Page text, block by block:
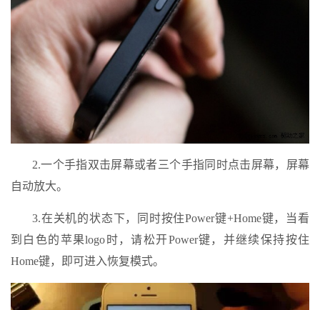
2.一个手指双击屏幕或者三个手指同时点击屏幕，屏幕
自动放大。
3.在关机的状态下，同时按住Power键+Home键，当看
到白色的苹果logo时，请松开Power键，并继续保持按住
Home键，即可进入恢复模式。